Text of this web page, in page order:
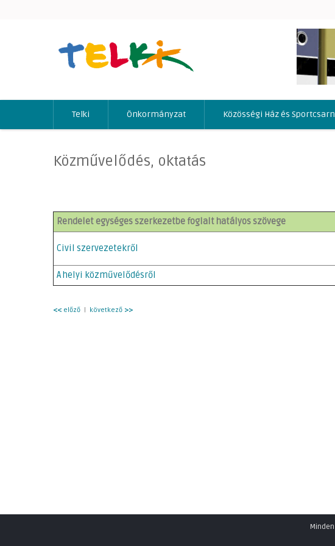
Telki Önkormányzat Közösségi Ház és
Közművelődés, oktatás
Rendelet egységes szerkezetbe foglalt hatályos szövege
Civil szervezetekről
A helyi közművelődésről
<< előző | következő >>